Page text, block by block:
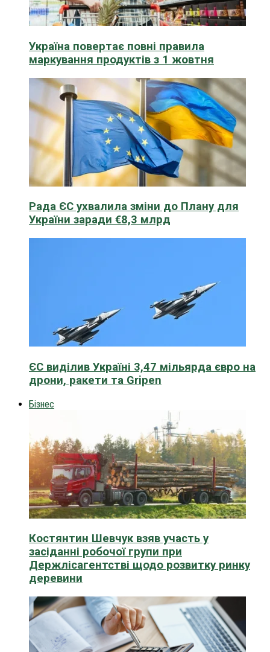
Україна повертає повні правила
маркування продуктів з 1 жовтня
Рада ЄС ухвалила зміни до Плану для
України заради €8,3 млрд
ЄС виділив Україні 3,47 мільярда євро на
дрони, ракети та Gripen
Бізнес
Костянтин Шевчук взяв участь у
засіданні робочої групи при
Держлісагентстві щодо розвитку ринку
деревини